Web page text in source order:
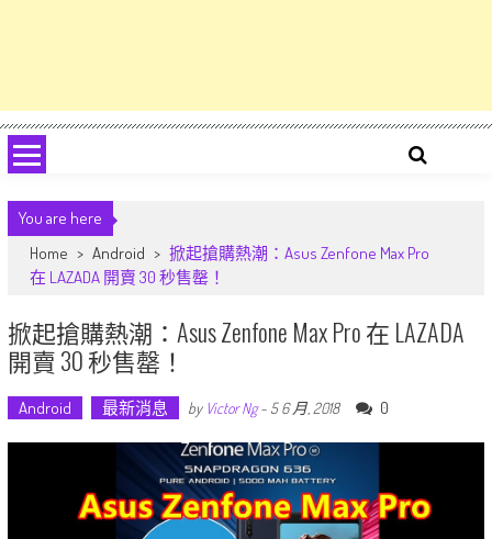
You are here
Home > Android > 掀起搶購熱潮：Asus Zenfone Max Pro
在 LAZADA 開賣 30 秒售罄！
掀起搶購熱潮：Asus Zenfone Max Pro 在 LAZADA
開賣 30 秒售罄！
Android 最新消息 by Victor Ng- 5 6 月, 2018 0